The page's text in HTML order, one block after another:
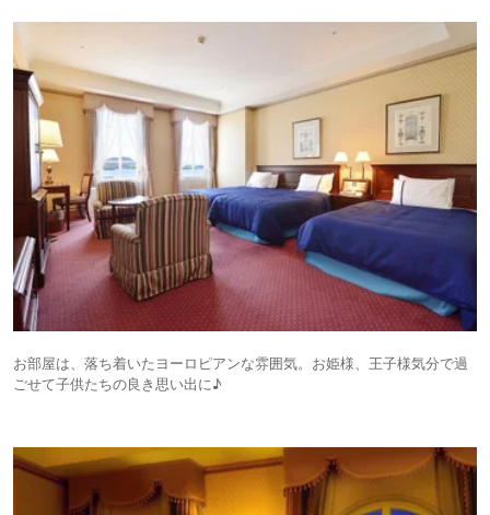
お部屋は、落ち着いたヨーロピアンな雰囲気。お姫様、王子様気分で過
ごせて子供たちの良き思い出に♪